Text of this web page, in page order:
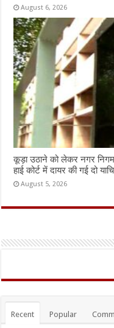
August 6, 2026
कूड़ा उठाने को लेकर नगर निगम
हाई कोर्ट में दायर की गई दो
August 5, 2026
Recent Popular